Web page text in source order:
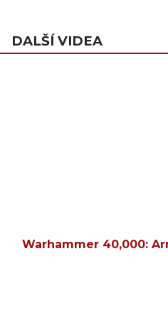
DALŠÍ VIDEA
Warhammer 40,000: